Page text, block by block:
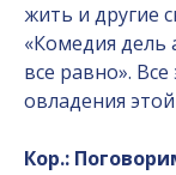
жить и другие
«Комедия дель
все равно».
овладения
Кор.: